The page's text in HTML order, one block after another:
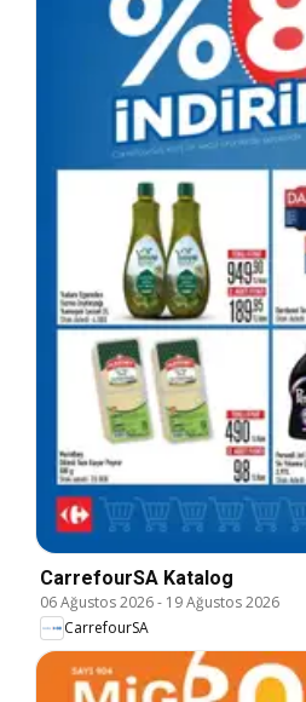
CarrefourSA Katalog
06 Ağustos 2026- 19 Ağustos 2026
CarrefourSA